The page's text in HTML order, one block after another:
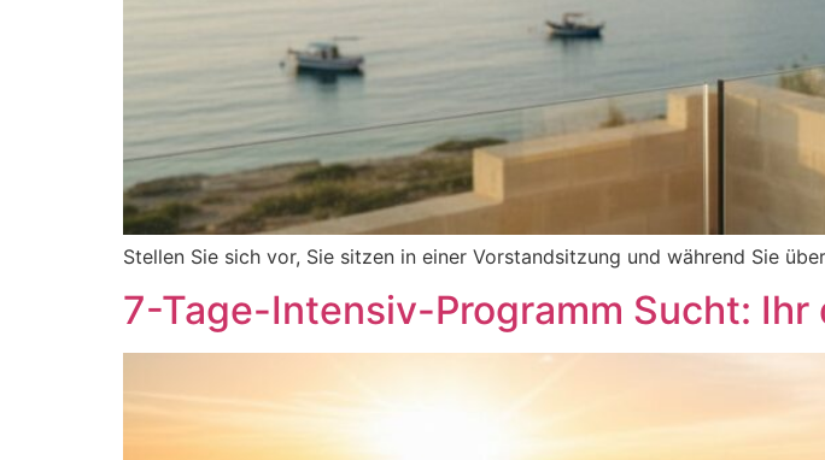
Stellen Sie sich vor, Sie sitzen in einer Vorstandsitzung und während Sie
7-Tage-Intensiv-Programm Sucht: